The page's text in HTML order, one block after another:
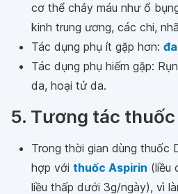
cơ thể chảy máu như ổ
kinh trung ương, các chi,
Tác dụng phụ ít gặp hơn:
Tác dụng phụ hiếm gặp:
da, hoại tử da.
5. Tương tác thuốc
Trong thời gian dùng thuốc
hợp với thuốc Aspirin (liều
liều thấp dưới 3g/ngày), vì